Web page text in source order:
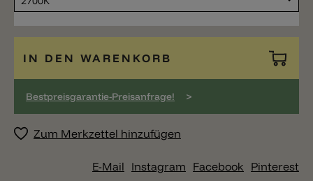
IN DEN WARENKORB
Bestpreisgarantie-Preisanfrage! >
Zum Merkzettel hinzufügen
E-Mail Instagram Facebook Pinterest